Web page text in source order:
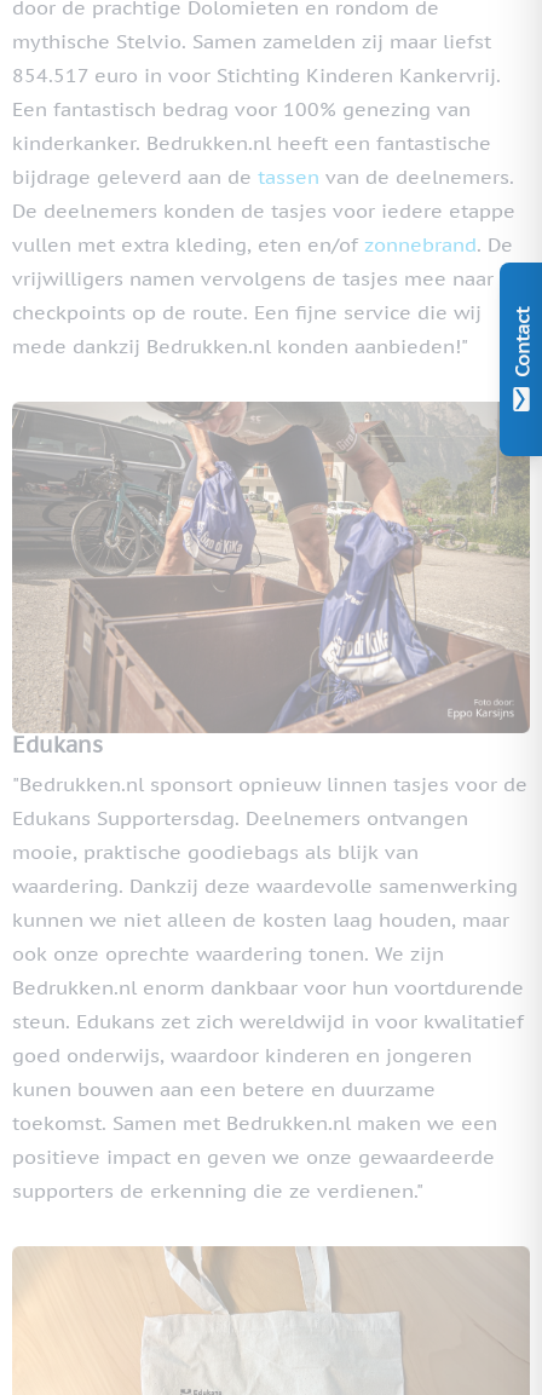
Contact
door de prachtige Dolomieten en rondom de
mythische Stelvio. Samen zamelden zij maar liefst
854.517 euro in voor Stichting Kinderen Kankervrij.
Een fantastisch bedrag voor 100% genezing van
kinderkanker. Bedrukken.nl heeft een fantastische
bijdrage geleverd aan de tassen van de deelnemers.
De deelnemers konden de tasjes voor iedere etappe
vullen met extra kleding, eten en/of zonnebrand. De
vrijwilligers namen vervolgens de tasjes mee naar de
checkpoints op de route. Een fijne service die wij
mede dankzij Bedrukken.nl konden aanbieden!"
Edukans
"Bedrukken.nl sponsort opnieuw linnen tasjes voor de
Edukans Supportersdag. Deelnemers ontvangen
mooie, praktische goodiebags als blijk van
waardering. Dankzij deze waardevolle samenwerking
kunnen we niet alleen de kosten laag houden, maar
ook onze oprechte waardering tonen. We zijn
Bedrukken.nl enorm dankbaar voor hun voortdurende
steun. Edukans zet zich wereldwijd in voor kwalitatief
goed onderwijs, waardoor kinderen en jongeren
kunen bouwen aan een betere en duurzame
toekomst. Samen met Bedrukken.nl maken we een
positieve impact en geven we onze gewaardeerde
supporters de erkenning die ze verdienen."